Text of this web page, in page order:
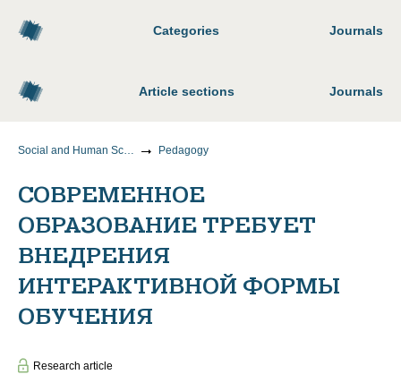
Categories Journals
Article sections Journals
Social and Human Sciences Pedagogy
СОВРЕМЕННОЕ
ОБРАЗОВАНИЕ ТРЕБУЕТ
ВНЕДРЕНИЯ
ИНТЕРАКТИВНОЙ ФОРМЫ
ОБУЧЕНИЯ
Research article